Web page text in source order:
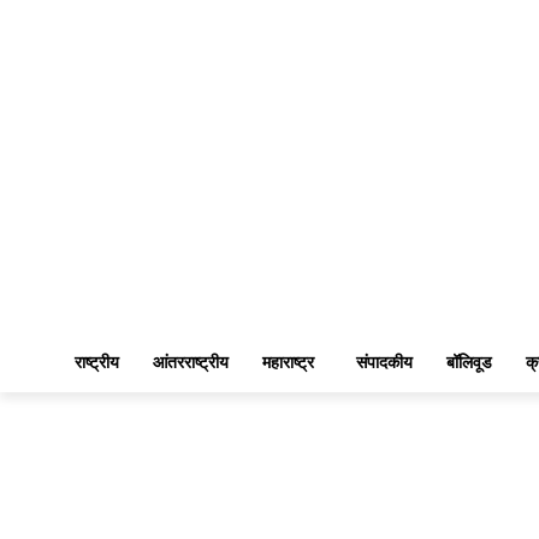
राष्ट्रीय आंतरराष्ट्रीय महाराष्ट्र संपादकीय बॉलिवूड